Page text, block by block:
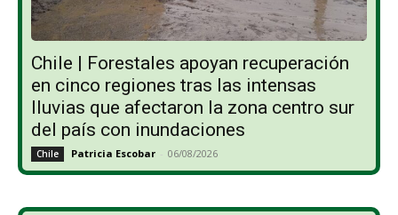
Chile | Forestales apoyan recuperación
en cinco regiones tras las intensas
lluvias que afectaron la zona centro sur
del país con inundaciones
Chile Patricia Escobar - 06/08/2026